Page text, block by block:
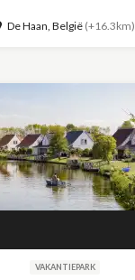
De Haan, België (+16.3km)
VAKANTIEPARK